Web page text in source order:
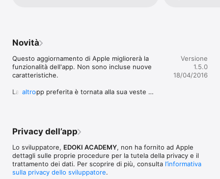
Sottrazione dei Numeri Grandi, ti interesseranno anche le
nostre altre applicazioni educative: http://edokiacademy.com
grado di rispondere ai commenti lasciati su iTunes.
Per noi è molto importante la protezioni dei dati personali.
Quando il tuo bambino utilizzerà le nostre applicazioni, non
incorrerà mai in:
- Pubblicità,
Novità
Questo aggiornamento di Apple migliorerà la
funzionalità dell'app. Non sono incluse nuove
caratteristiche.
La tua app preferita è tornata alla sua veste
altro
Versione
1.5.0
18/04/2016
Privacy dell’app
Lo sviluppatore, EDOKI ACADEMY, non ha fornito ad Apple
dettagli sulle proprie procedure per la tutela della privacy e il
trattamento dei dati. Per scoprire di più, consulta l’informativa
sulla privacy dello sviluppatore.